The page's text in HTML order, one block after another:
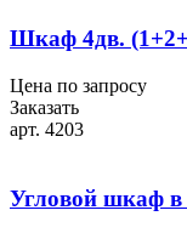
Шкаф 4дв.
Цена по запросу
Заказать
арт. 4203
Угловой шкаф в